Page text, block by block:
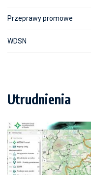
Przeprawy promowe
WDSN
Utrudnienia